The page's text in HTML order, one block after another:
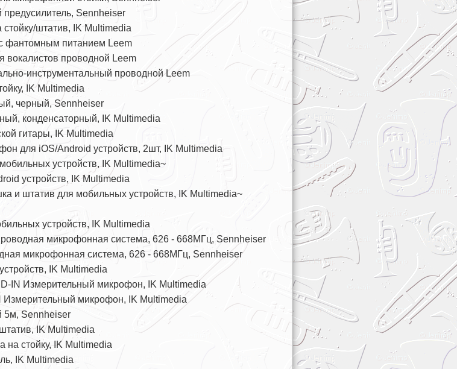
Sennheiser
штатив, IK Multimedia
фантомным питанием Leem
вокалистов проводной Leem
инструментальный проводной Leem
IK Multimedia
черный, Sennheiser
конденсаторный, IK Multimedia
гитары, IK Multimedia
для iOS/Android устройств, 2шт, IK Multimedia
устройств, IK Multimedia~
устройств, IK Multimedia
и штатив для мобильных устройств, IK Multimedia~
устройств, IK Multimedia
микрофонная система, 626 - 668МГц, Sennheiser
микрофонная система, 626 - 668МГц, Sennheiser
IK Multimedia
IN Измерительный микрофон, IK Multimedia
микрофон, IK Multimedia
5м, Sennheiser
IK Multimedia
стойку, IK Multimedia
IK Multimedia